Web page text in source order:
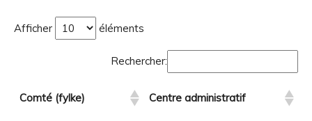
Afficher éléments
Rechercher:
Comté (fylke) Centre administratif